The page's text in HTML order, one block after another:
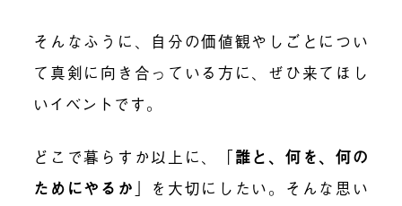
そんなふうに、自分の価値観やしごとについ
て真剣に向き合っている方に、ぜひ来てほし
いイベントです。
どこで暮らすか以上に、「誰と、何を、何の
ためにやるか 」を大切にしたい。そんな思い